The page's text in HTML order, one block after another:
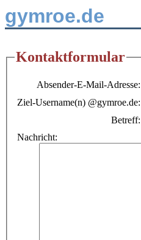
gymroe.de
Kontaktformular
Absender-E-Mail-Adresse:
Ziel-Username(n) @gymroe.de:
Betreff:
Nachricht: